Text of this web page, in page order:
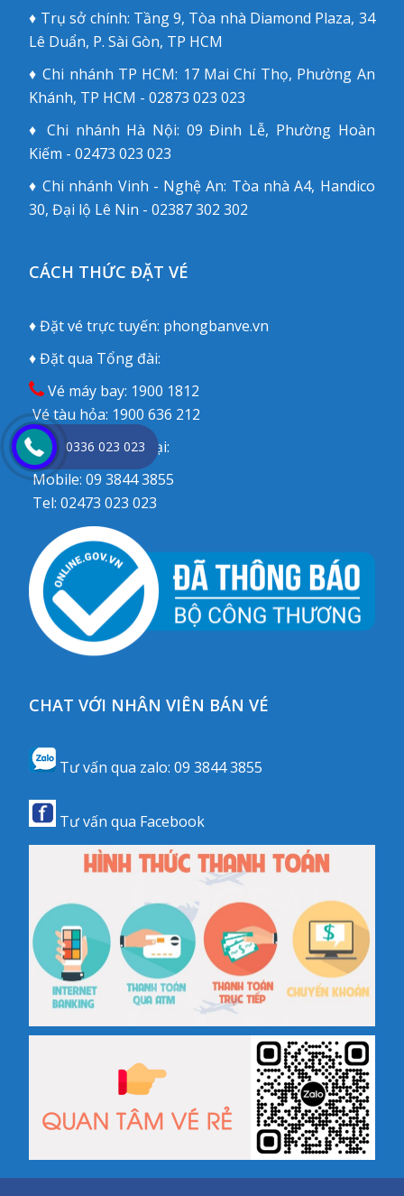
♦ Trụ sở chính: Tầng 9, Tòa nhà Diamond Plaza, 34
Lê Duẩn, P. Sài Gòn, TP HCM
♦ Chi nhánh TP HCM: 17 Mai Chí Thọ, Phường An
Khánh, TP HCM - 02873 023 023
♦ Chi nhánh Hà Nội: 09 Đinh Lễ, Phường Hoàn
Kiếm - 02473 023 023
♦ Chi nhánh Vinh - Nghệ An: Tòa nhà A4, Handico
30, Đại lộ Lê Nin - 02387 302 302
CÁCH THỨC ĐẶT VÉ
♦ Đặt vé trực tuyến: phongbanve.vn
♦ Đặt qua Tổng đài:
Vé máy bay: 1900 1812
Vé tàu hỏa: 1900 636 212
♦ Đặt qua Điện thoại:
Mobile:09 3844 3855
Tel:02473 023 023
CHAT VỚI NHÂN VIÊN BÁN VÉ
Tư vấn qua zalo:09 3844 3855
Tư vấn qua Facebook
0336 023 023